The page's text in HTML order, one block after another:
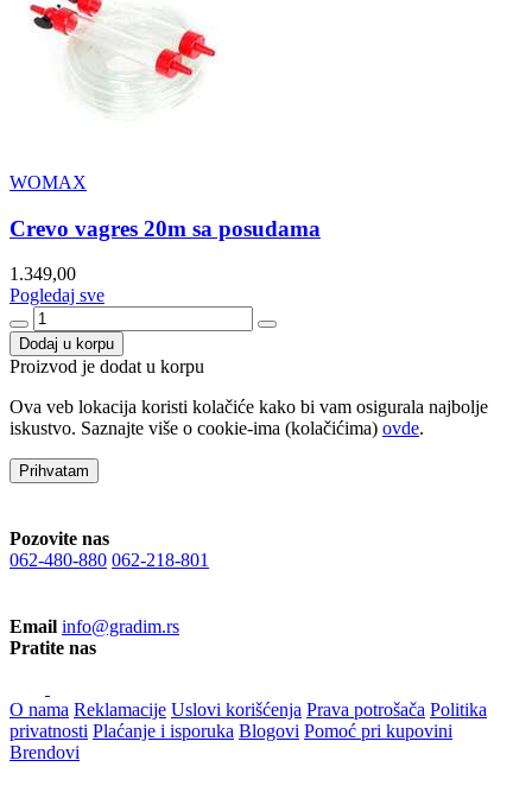
WOMAX
Crevo vagres 20m sa posudama
1.349,00
Pogledaj sve
Dodaj u korpu
Proizvod je dodat u korpu
Ova veb lokacija koristi kolačiće kako bi vam osigurala najbolje
iskustvo. Saznajte više o cookie-ima (kolačićima) ovde.
Prihvatam
Pozovite nas
062-480-880 062-218-801
Email info@gradim.rs
Pratite nas
O nama Reklamacije Uslovi korišćenja Prava potrošača Politika
privatnosti Plaćanje i isporuka Blogovi Pomoć pri kupovini
Brendovi